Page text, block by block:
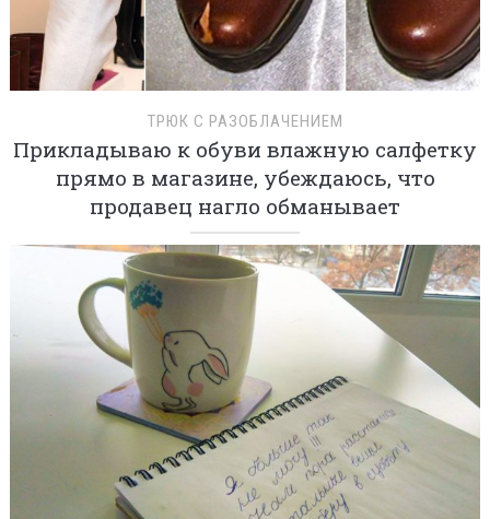
ТРЮК С РАЗОБЛАЧЕНИЕМ
Прикладываю к обуви влажную салфетку
прямо в магазине, убеждаюсь, что
продавец нагло обманывает